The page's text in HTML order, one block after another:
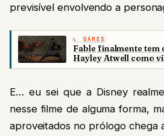
previsível envolvendo a
GAMES
Fable finalmente tem
Hayley Atwell como
E… eu sei que a Disney
nesse filme de alguma forma,
aproveitados no prólogo chega